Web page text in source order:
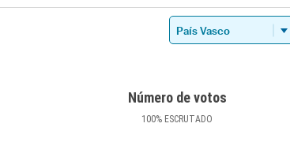
Número de votos
100% ESCRUTADO